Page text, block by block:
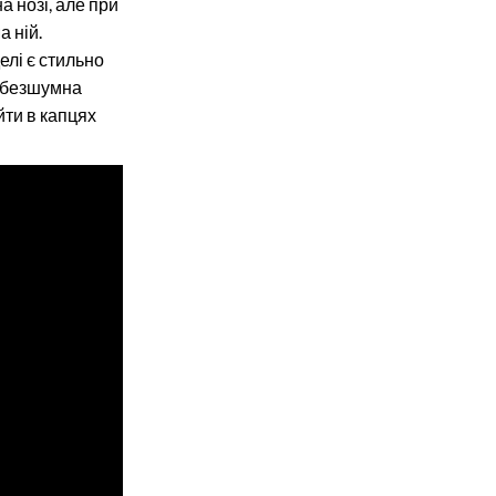
ній.
є стильно
безшумна
в капцях